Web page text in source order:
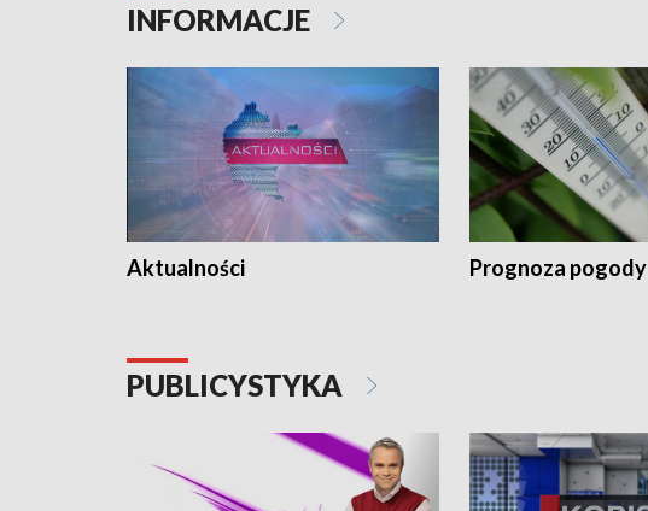
INFORMACJE
Aktualności Prognoza pogody
PUBLICYSTYKA